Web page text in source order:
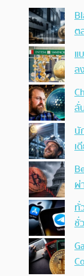
ต
แ
ล
ลั่
นั
เ
ผ่
ทั่
ชั่